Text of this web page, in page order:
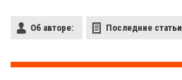
Об авторе: Последние